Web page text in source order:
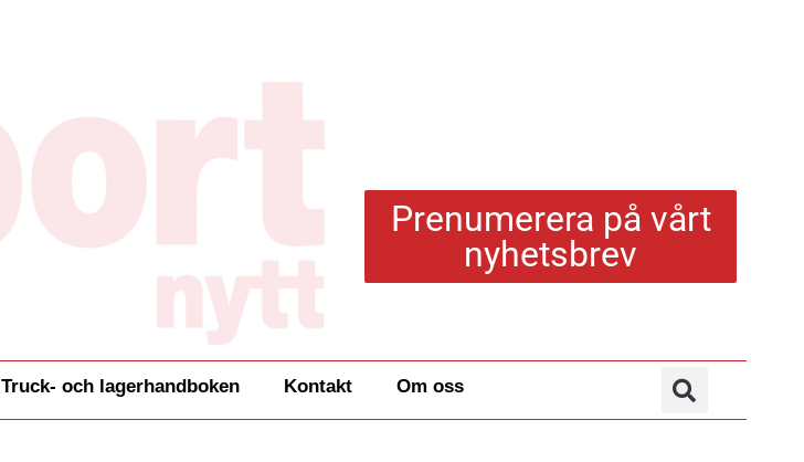
Prenumerera på vårt
nyhetsbrev
Truck- och lagerhandboken Kontakt Om oss